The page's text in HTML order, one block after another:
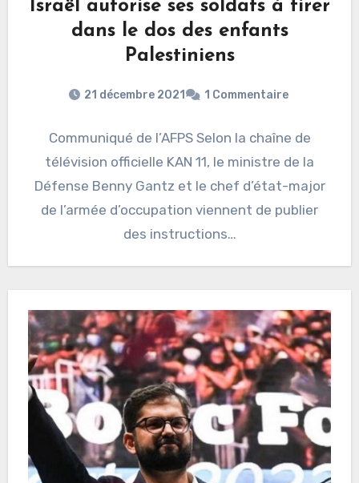
Israël autorise ses soldats à tirer
dans le dos des enfants
Palestiniens
21 décembre 2021 1 Commentaire
Communiqué de l’AFPS Selon la chaîne de
télévision officielle KAN 11, le ministre de la
Défense Benny Gantz et le chef d’état-major
de l’armée d’occupation viennent de publier
des instructions…